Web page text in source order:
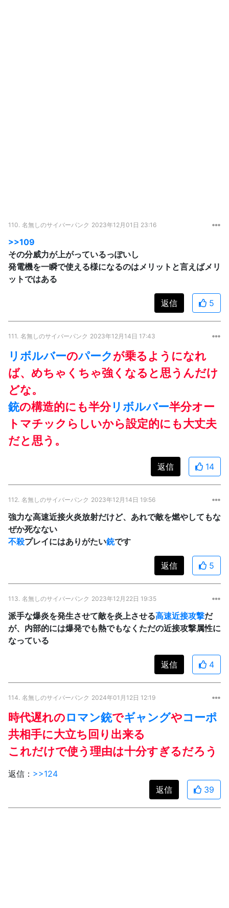
110. 名無しのサイバーパンク 2023年12月01日 23:16
>>109
その分威力が上がっているっぽいし
発電機を一瞬で使える様になるのはメリットと言えばメリ
ットではある
返信 5
111. 名無しのサイバーパンク 2023年12月14日 17:43
リボルバーのパークが乗るようになれ
ば、めちゃくちゃ強くなると思うんだけ
どな。
銃の構造的にも半分リボルバー半分オー
トマチックらしいから設定的にも大丈夫
だと思う。
返信 14
112. 名無しのサイバーパンク 2023年12月14日 19:56
強力な高速近接火炎放射だけど、あれで敵を燃やしてもな
ぜか死なない
不殺プレイにはありがたい銃です
返信 5
113. 名無しのサイバーパンク 2023年12月22日 19:35
派手な爆炎を発生させて敵を炎上させる高速近接攻撃だ
が、内部的には爆発でも熱でもなくただの近接攻撃属性に
なっている
返信 4
114. 名無しのサイバーパンク 2024年01月12日 12:19
時代遅れのロマン銃でギャングやコーポ
共相手に大立ち回り出来る
これだけで使う理由は十分すぎるだろう
返信： >>124
返信
39